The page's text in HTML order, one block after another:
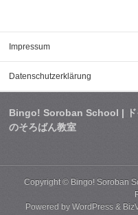
Impressum
Datenschutzerklärung
Bingo! Soroban School | ド
のそろばん教室
Copyright © Bingo! Soroban
Powered byWordPress &